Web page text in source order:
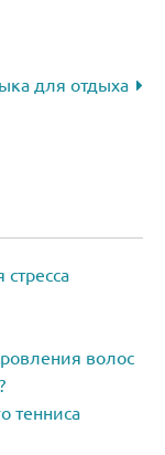
для отдыха
волос
тенниса